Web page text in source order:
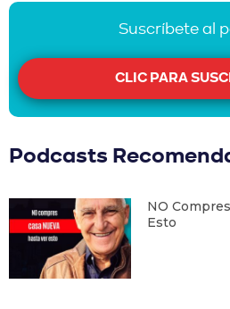
Suscríbete al
CLIC PARA
Podcasts
NO
Esto